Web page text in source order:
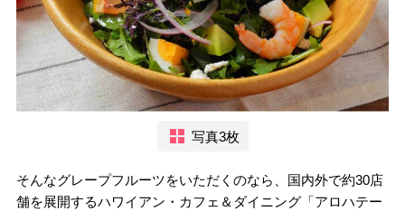
写真3枚
そんなグレープフルーツをいただくのなら、国内外で約30店
舗を展開するハワイアン・カフェ＆ダイニング「アロハテー